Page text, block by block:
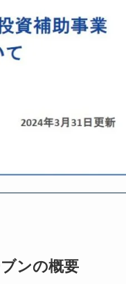
ンの概要